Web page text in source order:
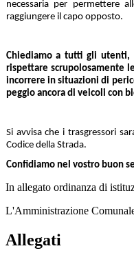
necessaria per permettere
raggiungere il capo opposto.
Chiediamo a tutti gli
rispettare scrupolosamente
incorrere in situazioni di
peggio ancora di veicoli con
Si avvisa che i trasgressori
Codice della Strada.
Confidiamo nel vostro buon
In allegato ordinanza di
L'Amministrazione
Allegati